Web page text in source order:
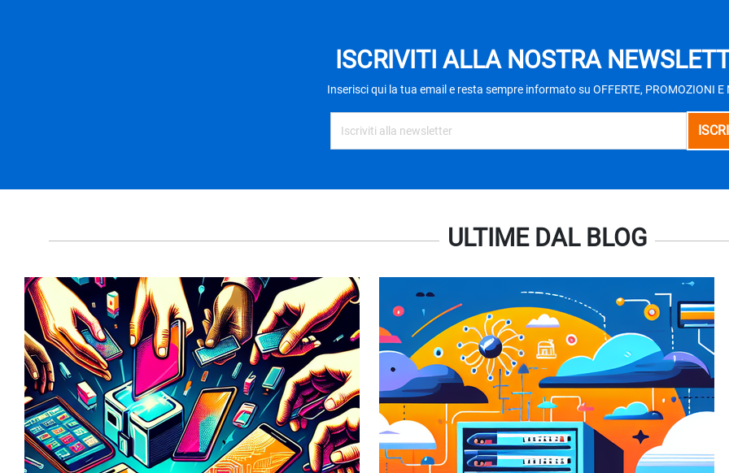
ISCRIVITI ALLA NOSTRA
Inserisci qui la tua email e resta sempre informato su OFFERTE, PROMOZIONI E
ULTIME DAL BLOG